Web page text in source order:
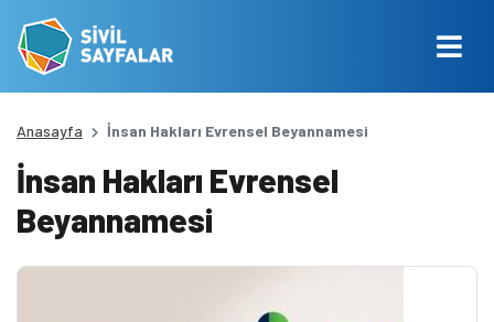
Anasayfa İnsan Hakları Evrensel Beyannamesi
İnsan Hakları Evrensel
Beyannamesi